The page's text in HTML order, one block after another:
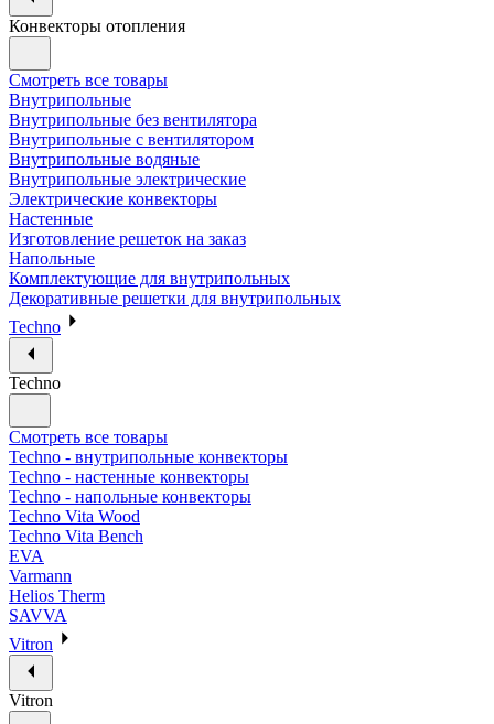
Конвекторы отопления
Смотреть все товары
Внутрипольные
Внутрипольные без вентилятора
Внутрипольные с вентилятором
Внутрипольные водяные
Внутрипольные электрические
Электрические конвекторы
Настенные
Изготовление решеток на заказ
Напольные
Комплектующие для внутрипольных
Декоративные решетки для внутрипольных
Techno
Techno
Смотреть все товары
Techno - внутрипольные конвекторы
Techno - настенные конвекторы
Techno - напольные конвекторы
Techno Vita Wood
Techno Vita Bench
EVA
Varmann
Helios Therm
SAVVA
Vitron
Vitron